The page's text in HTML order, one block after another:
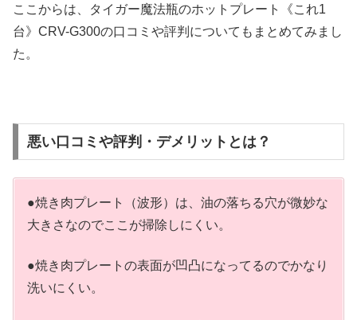
ここからは、タイガー魔法瓶のホットプレート《これ1
台》CRV-G300の口コミや評判についてもまとめてみまし
た。
悪い口コミや評判・デメリットとは？
●焼き肉プレート（波形）は、油の落ちる穴が微妙な
大きさなのでここが掃除しにくい。
●焼き肉プレートの表面が凹凸になってるのでかなり
洗いにくい。